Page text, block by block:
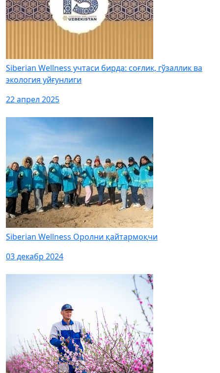
Siberian Wellness учтаси бирда: соғлик, гўзаллик ва
экология уйғунлиги
22 апрел 2025
Siberian Wellness Оролни қайтармоқчи
03 декабр 2024